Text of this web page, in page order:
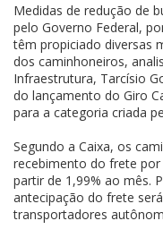
Medidas de redução de
pelo Governo Federal,
têm propiciado diversas
dos caminhoneiros,
Infraestrutura, Tarcísio
do lançamento do Giro
para a categoria criada
Segundo a Caixa, os
recebimento do frete
partir de 1,99% ao mês.
antecipação do frete
transportadores